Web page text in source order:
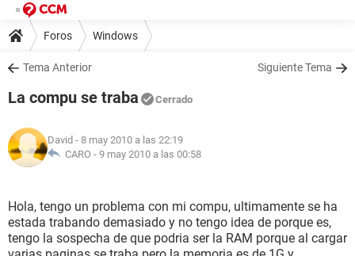
Foros Windows
Tema Anterior Siguiente Tema
La compu se traba Cerrado
David - 8 may 2010 a las 22:19
CARO - 9 may 2010 a las 00:58
Hola, tengo un problema con mi compu, ultimamente se ha
estada trabando demasiado y no tengo idea de porque es,
tengo la sospecha de que podria ser la RAM porque al cargar